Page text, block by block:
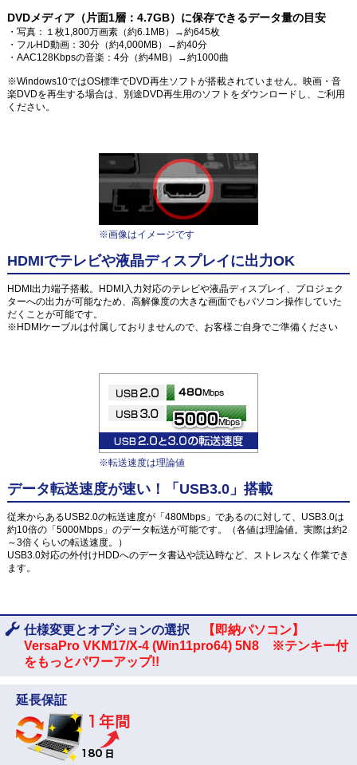
DVDメディア（片面1層：4.7GB）に保存できるデータ量の目安
・写真：１枚1,800万画素（約6.1MB）→約645枚
・フルHD動画：30分（約4,000MB）→約40分
・AAC128Kbpsの音楽：4分（約4MB）→約1000曲
※Windows10ではOS標準でDVD再生ソフトが搭載されていません。映画・音
楽DVDを再生する場合は、別途DVD再生用のソフトをダウンロードし、ご利用
ください。
※画像はイメージです
HDMIでテレビや液晶ディスプレイに出力OK
HDMI出力端子搭載。HDMI入力対応のテレビや液晶ディスプレイ、プロジェク
ターへの出力が可能なため、高解像度の大きな画面でもパソコン操作していた
だくことが可能です。
※HDMIケーブルは付属しておりませんので、お客様ご自身でご準備ください
※転送速度は理論値
データ転送速度が速い！「USB3.0」搭載
従来からあるUSB2.0の転送速度が「480Mbps」であるのに対して、USB3.0は
約10倍の「5000Mbps」のデータ転送が可能です。（各値は理論値。実際は約2
～3倍くらいの転送速度。）
USB3.0対応の外付けHDDへのデータ書込や読込時など、ストレスなく作業でき
ます。
仕様変更とオプションの選択
【即納パソコン】
VersaPro VKM17/X-4 (Win11pro64) 5N8 ※テンキー付
をもっとパワーアップ!!
延長保証